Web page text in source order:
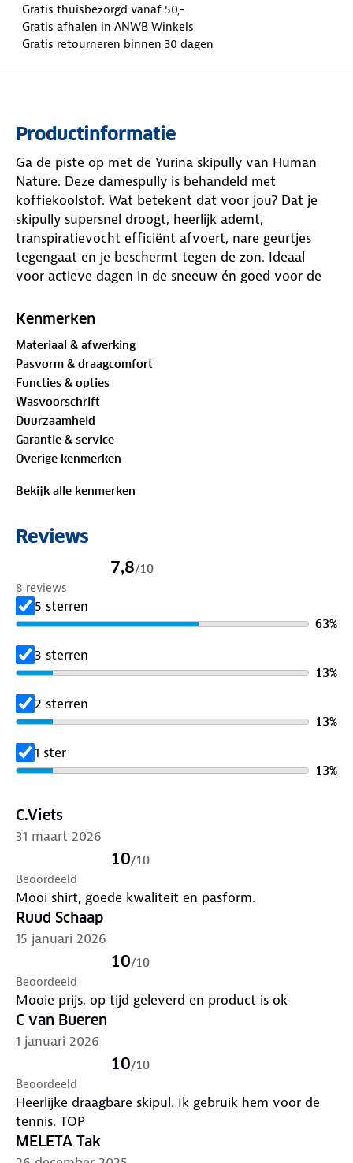
Gratis thuisbezorgd vanaf 50,-
Gratis afhalen in ANWB Winkels
Gratis retourneren binnen 30 dagen
Productinformatie
Ga de piste op met de Yurina skipully van Human
Nature. Deze damespully is behandeld met
koffiekoolstof. Wat betekent dat voor jou? Dat je
skipully supersnel droogt, heerlijk ademt,
transpiratievocht efficiënt afvoert, nare geurtjes
tegengaat en je beschermt tegen de zon. Ideaal
voor actieve dagen in de sneeuw én goed voor de
en biedt een comfortabele pasvorm. Hij is
verkrijgbaar in het zwart. Welke avonturen ga jij
beleven in deze toffe pully?
Materialen:
90% polyester, 10% elastaan
Is je kleding aan vervanging toe? Lever het in bij
Kenmerken
Materiaal & afwerking
Pasvorm & draagcomfort
Functies & opties
Wasvoorschrift
Duurzaamheid
Garantie & service
Overige kenmerken
Bekijk alle kenmerken
Reviews
7,8/10
8 reviews
5 sterren
63%
3 sterren
13%
2 sterren
13%
1 ster
13%
C.Viets
31 maart 2026
10/10
Beoordeeld
Mooi shirt, goede kwaliteit en pasform.
Ruud Schaap
15 januari 2026
10/10
Beoordeeld
Mooie prijs, op tijd geleverd en product is ok
C van Bueren
1 januari 2026
10/10
Beoordeeld
Heerlijke draagbare skipul. Ik gebruik hem voor de
tennis. TOP
MELETA Tak